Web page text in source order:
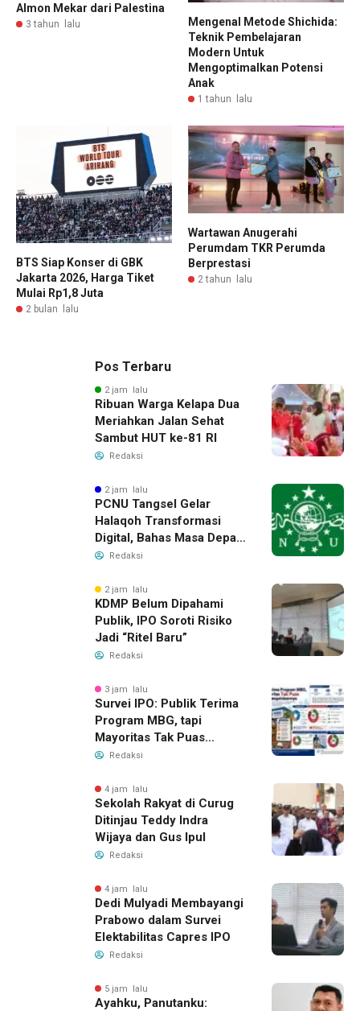
Almon Mekar dari Palestina
3 tahun lalu
Mengenal Metode Shichida:
Teknik Pembelajaran
Modern Untuk
Mengoptimalkan Potensi
Anak
1 tahun lalu
BTS Siap Konser di GBK
Jakarta 2026, Harga Tiket
Mulai Rp1,8 Juta
2 bulan lalu
Wartawan Anugerahi
Perumdam TKR Perumda
Berprestasi
2 tahun lalu
Pos Terbaru
2 jam lalu
Ribuan Warga Kelapa Dua
Meriahkan Jalan Sehat
Sambut HUT ke-81 RI
Redaksi
2 jam lalu
PCNU Tangsel Gelar
Halaqoh Transformasi
Digital, Bahas Masa Depan
NU di Era Disrupsi
Redaksi
2 jam lalu
KDMP Belum Dipahami
Publik, IPO Soroti Risiko
Jadi “Ritel Baru”
Redaksi
3 jam lalu
Survei IPO: Publik Terima
Program MBG, tapi
Mayoritas Tak Puas
dengan Pengelolaannya
Redaksi
4 jam lalu
Sekolah Rakyat di Curug
Ditinjau Teddy Indra
Wijaya dan Gus Ipul
Redaksi
4 jam lalu
Dedi Mulyadi Membayangi
Prabowo dalam Survei
Elektabilitas Capres IPO
Redaksi
5 jam lalu
Ayahku, Panutanku: